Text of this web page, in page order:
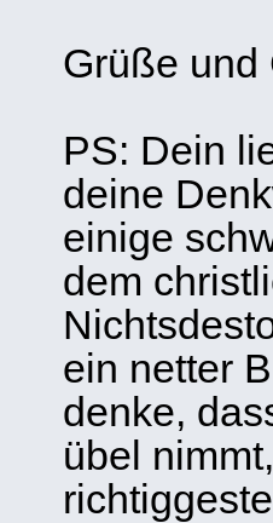
Grüße und
PS: Dein
deine
einige
dem
ein netter
denke,
übel